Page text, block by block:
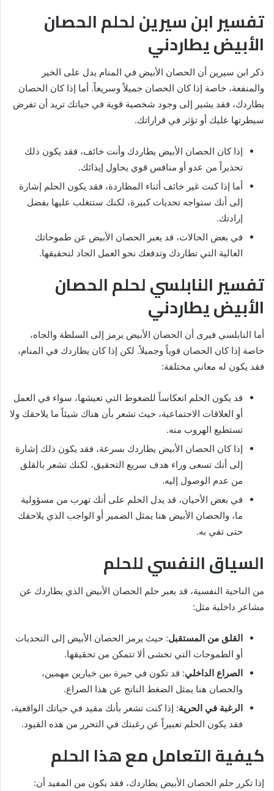
تفسير ابن سيرين لحلم الحصان
الأبيض يطاردني
ذكر ابن سيرين أن الحصان الأبيض في المنام يدل على الخير
والمنفعة، خاصة إذا كان الحصان جميلاً وسريعاً. أما إذا كان الحصان
يطاردك، فقد يشير إلى وجود شخصية قوية في حياتك تريد أن تفرض
سيطرتها عليك أو تؤثر في قراراتك.
إذا كان الحصان الأبيض يطاردك وأنت خائف، فقد يكون ذلك
تحذيراً من عدو أو منافس قوي يحاول إيذائك.
أما إذا كنت غير خائف أثناء المطاردة، فقد يكون الحلم إشارة
إلى أنك ستواجه تحديات كبيرة، لكنك ستتغلب عليها بفضل
إرادتك.
في بعض الحالات، قد يعبر الحصان الأبيض عن طموحاتك
العالية التي تطاردك وتدفعك نحو العمل الجاد لتحقيقها.
تفسير النابلسي لحلم الحصان
الأبيض يطاردني
أما النابلسي فيرى أن الحصان الأبيض يرمز إلى السلطة والجاه،
خاصة إذا كان الحصان قوياً وجميلاً. لكن إذا كان يطاردك في المنام،
فقد يكون له معاني مختلفة:
قد يكون الحلم انعكاساً للضغوط التي تعيشها، سواء في العمل
أو العلاقات الاجتماعية، حيث تشعر بأن هناك شيئاً ما يلاحقك ولا
تستطيع الهروب منه.
إذا كان الحصان الأبيض يطاردك بسرعة، فقد يكون ذلك إشارة
إلى أنك تسعى وراء هدف سريع التحقيق، لكنك تشعر بالقلق
من عدم الوصول إليه.
في بعض الأحيان، قد يدل الحلم على أنك تهرب من مسؤولية
ما، والحصان الأبيض هنا يمثل الضمير أو الواجب الذي يلاحقك
حتى تفي به.
السياق النفسي للحلم
من الناحية النفسية، قد يعبر حلم الحصان الأبيض الذي يطاردك عن
مشاعر داخلية مثل:
القلق من المستقبل: حيث يرمز الحصان الأبيض إلى التحديات
أو الطموحات التي تخشى ألا تتمكن من تحقيقها.
الصراع الداخلي: قد تكون في حيرة بين خيارين مهمين،
والحصان هنا يمثل الضغط الناتج عن هذا الصراع.
الرغبة في الحرية: إذا كنت تشعر بأنك مقيد في حياتك الواقعية،
فقد يكون الحلم تعبيراً عن رغبتك في التحرر من هذه القيود.
كيفية التعامل مع هذا الحلم
إذا تكرر حلم الحصان الأبيض يطاردك، فقد يكون من المفيد أن: